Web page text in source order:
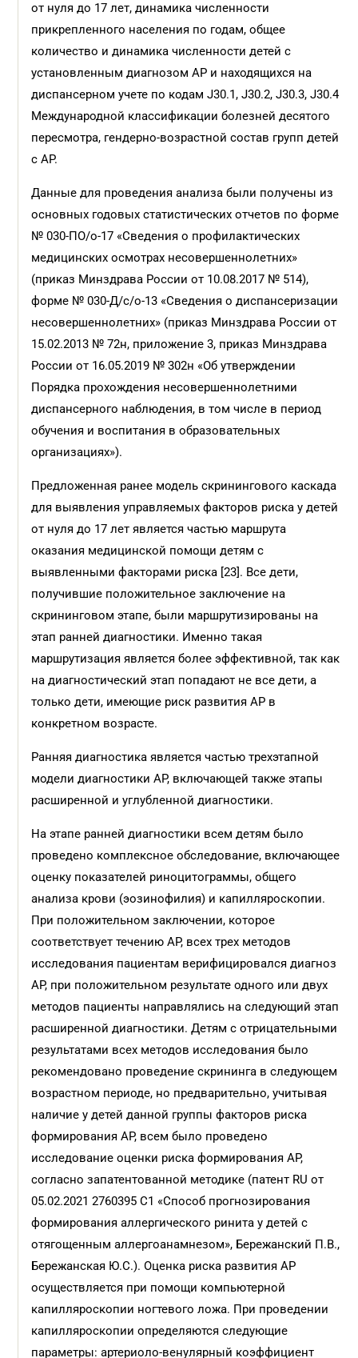
от нуля до 17 лет, динамика численности
прикрепленного населения по годам, общее
количество и динамика численности детей с
установленным диагнозом АР и находящихся на
диспансерном учете по кодам J30.1, J30.2, J30.3, J30.4
Международной классификации болезней десятого
пересмотра, гендерно-возрастной состав групп детей
с АР.
Данные для проведения анализа были получены из
основных годовых статистических отчетов по форме
№ 030-ПО/о-17 «Сведения о профилактических
медицинских осмотрах несовершеннолетних»
(приказ Минздрава России от 10.08.2017 № 514),
форме № 030-Д/с/о-13 «Сведения о диспансеризации
несовершеннолетних» (приказ Минздрава России от
15.02.2013 № 72н, приложение 3, приказ Минздрава
России от 16.05.2019 № 302н «Об утверждении
Порядка прохождения несовершеннолетними
диспансерного наблюдения, в том числе в период
обучения и воспитания в образовательных
организациях»).
Предложенная ранее модель скринингового каскада
для выявления управляемых факторов риска у детей
от нуля до 17 лет является частью маршрута
оказания медицинской помощи детям с
выявленными факторами риска [23]. Все дети,
получившие положительное заключение на
скрининговом этапе, были маршрутизированы на
этап ранней диагностики. Именно такая
маршрутизация является более эффективной, так как
на диагностический этап попадают не все дети, а
только дети, имеющие риск развития АР в
конкретном возрасте.
Ранняя диагностика является частью трехэтапной
модели диагностики АР, включающей также этапы
расширенной и углубленной диагностики.
На этапе ранней диагностики всем детям было
проведено комплексное обследование, включающее
оценку показателей риноцитограммы, общего
анализа крови (эозинофилия) и капилляроскопии.
При положительном заключении, которое
соответствует течению АР, всех трех методов
исследования пациентам верифицировался диагноз
АР, при положительном результате одного или двух
методов пациенты направлялись на следующий этап
расширенной диагностики. Детям с отрицательными
результатами всех методов исследования было
рекомендовано проведение скрининга в следующем
возрастном периоде, но предварительно, учитывая
наличие у детей данной группы факторов риска
формирования АР, всем было проведено
исследование оценки риска формирования АР,
согласно запатентованной методике (патент RU от
05.02.2021 2760395 C1 «Способ прогнозирования
формирования аллергического ринита у детей с
отягощенным аллергоанамнезом», Бережанский П.В.,
Бережанская Ю.С.). Оценка риска развития АР
осуществляется при помощи компьютерной
капилляроскопии ногтевого ложа. При проведении
капилляроскопии определяются следующие
параметры: артериоло-венулярный коэффициент